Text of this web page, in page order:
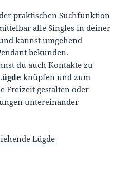
praktischen Suchfunktion
alle Singles in deiner
kannst umgehend
bekunden.
du auch Kontakte zu
knüpfen und zum
Freizeit gestalten oder
untereinander
Lügde